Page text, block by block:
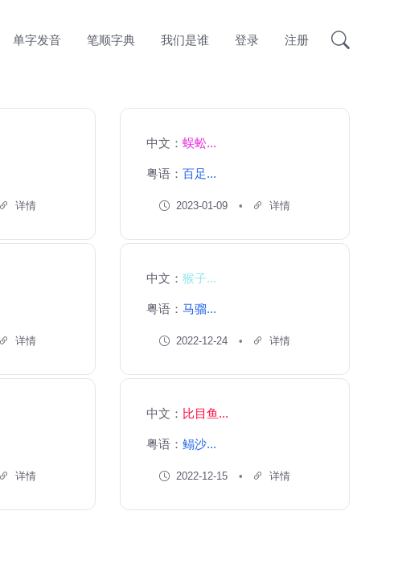
单字发音 笔顺字典 我们是谁 登录 注册
详情
中文： 蜈蚣...
粤语： 百足...
2023-01-09 详情
详情
中文： 猴子...
粤语： 马骝...
2022-12-24 详情
详情
中文： 比目鱼...
粤语： 鳎沙...
2022-12-15 详情